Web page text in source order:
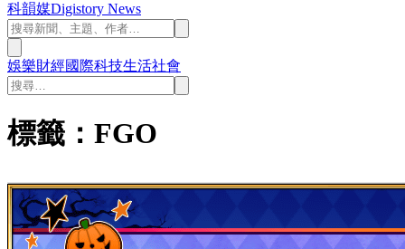
科韻媒Digistory News
娛樂財經國際科技生活社會
標籤：FGO